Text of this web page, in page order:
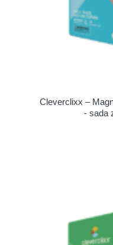
Cleverclixx –
- sada